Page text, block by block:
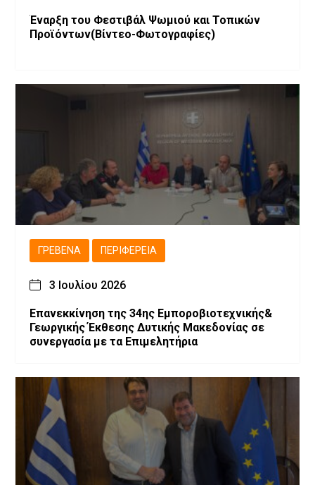
Έναρξη του Φεστιβάλ Ψωμιού και Τοπικών
Προϊόντων(Βίντεο-Φωτογραφίες)
ΓΡΕΒΕΝΆ ΠΕΡΙΦΈΡΕΙΑ
3 Ιουλίου 2026
Επανεκκίνηση της 34ης Εμποροβιοτεχνικής&
Γεωργικής Έκθεσης Δυτικής Μακεδονίας σε
συνεργασία με τα Επιμελητήρια